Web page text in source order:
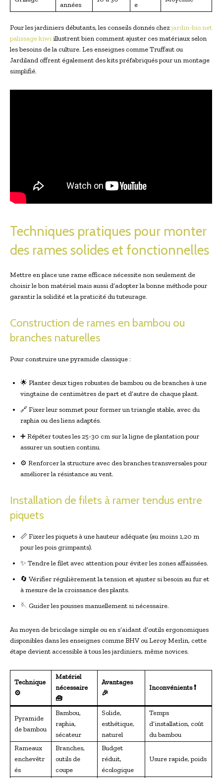
années e
Pour les jardiniers débutants, les conseils donnés chezjardin-bio.net
palissage kiwi illustrent bien comment ajuster ces matériaux selon
les besoins de la culture. Les enseignes comme Truffaut ou
Jardiland offrent également des kits préfabriqués pour un montage
simplifié.
Techniques pratiques pour monter
des rames solides et fonctionnelles
Mettre en place une rame efficace nécessite non seulement de
choisir le bon matériel mais aussi d’adopter la bonne méthode pour
garantir la solidité et la praticité du tuteurage.
Construction de rames en bambou ou
branches naturelles
Pour construire une pyramide classique :
🌟 Planter deux tiges robustes de bambou ou de branches à une
vingtaine de centimètres de part et d’autre de chaque plant.
🔗 Fixer leur sommet pour former un triangle stable, avec du
raphia ou des liens adaptés.
➕ Répéter toutes les 25-30 cm sur la ligne de plantation pour
assurer un soutien continu.
⚙️ Renforcer la structure avec des branches transversales pour
améliorer la résistance au vent.
Installation de filets à ramer tendus entre
piquets
📏 Fixer les piquets à une hauteur adéquate (au moins 1,20 m
pour les pois grimpants).
✨ Tendre le filet avec attention pour éviter les zones affaissées.
🔄 Vérifier régulièrement la tension et ajuster si besoin au fur et
à mesure de la croissance des plants.
🪡 Guider les pousses manuellement si nécessaire.
Au moyen de bricolage simple ou en s’aidant d’outils ergonomiques
disponibles dans les enseignes comme BHV ou Leroy Merlin, cette
étape devient accessible à tous les jardiniers, même novices.
Technique
⚙️
Matériel
nécessaire
🧰
Avantages
🎉
Inconvénients ❗
Pyramide
de bambou
Bambou,
raphia,
sécateur
Solide,
esthétique,
naturel
Temps
d’installation, coût
du bambou
Rameaux
enchevêtr
és
Branches,
outils de
coupe
Budget
réduit,
écologique
Usure rapide, poids